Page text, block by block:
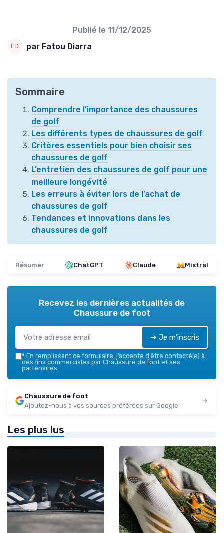
Publié le 11/12/2025
par Fatou Diarra
Sommaire
Comprendre l’importance des chaussures
de golf
Les différents types de chaussures de golf
Critères essentiels pour bien choisir ses
chaussures de golf
L’entretien des chaussures de golf pour une
meilleure longévité
Les erreurs à éviter lors de l’achat de
chaussures de golf
Tendances et innovations dans les
chaussures de golf
Résumer ChatGPT Claude Mistral
Recevez les dernières actualités de
Chaussure de foot
➔ Je m'inscris
* En remplissant ce formulaire, j’accepte d’être contacté(e) à
des fins commerciales par Chaussure de foot et ses
partenaires.
Chaussure de foot
Ajoutez-nous à vos sources préférées sur Google
Les plus lus